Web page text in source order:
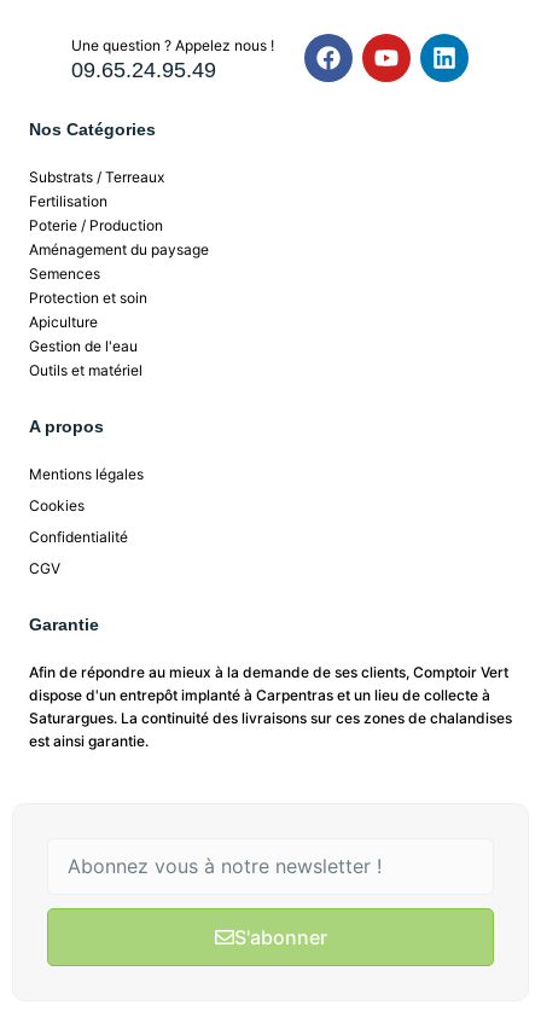
Une question ? Appelez nous !
09.65.24.95.49
Nos Catégories
Substrats / Terreaux
Fertilisation
Poterie / Production
Aménagement du paysage
Semences
Protection et soin
Apiculture
Gestion de l'eau
Outils et matériel
A propos
Mentions légales
Cookies
Confidentialité
CGV
Garantie
Afin de répondre au mieux à la demande de ses clients, Comptoir Vert
dispose d'un entrepôt implanté à Carpentras et un lieu de collecte à
Saturargues. La continuité des livraisons sur ces zones de chalandises
est ainsi garantie.
S'abonner